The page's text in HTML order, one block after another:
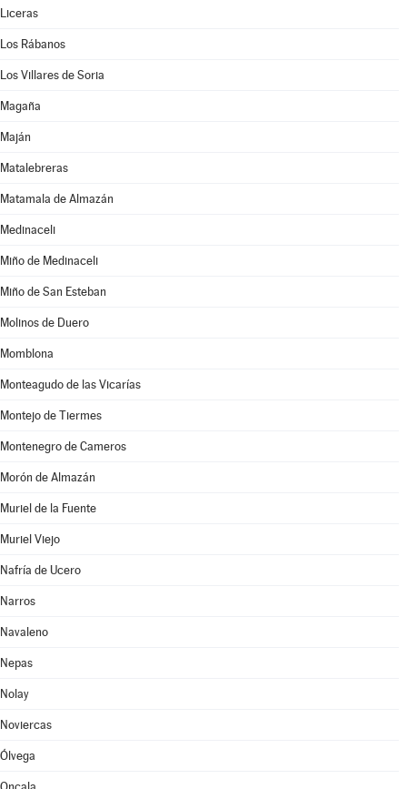
Liceras
Los Rábanos
Los Villares de Soria
Magaña
Maján
Matalebreras
Matamala de Almazán
Medinaceli
Miño de Medinaceli
Miño de San Esteban
Molinos de Duero
Momblona
Monteagudo de las Vicarías
Montejo de Tiermes
Montenegro de Cameros
Morón de Almazán
Muriel de la Fuente
Muriel Viejo
Nafría de Ucero
Narros
Navaleno
Nepas
Nolay
Noviercas
Ólvega